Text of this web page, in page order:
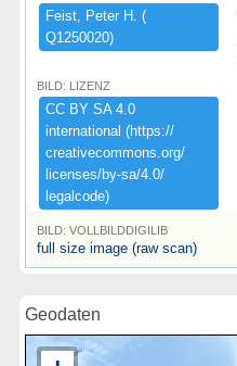
Feist,​ ​Peter ​H.​ ​(​
Q1250020)​
BILD: LIZENZ
CC ​BY ​SA ​4.​0 ​
international ​(​https:​/​/​
creativecommons.​org/​
licenses/​by-​sa/​4.​0/​
legalcode)​
BILD: VOLLBILDDIGILIB
full size image (raw scan)
Geodaten